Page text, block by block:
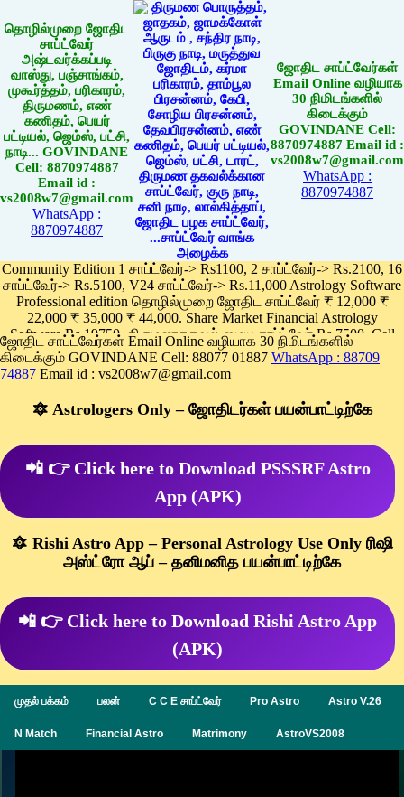
தொழில்முறை ஜோதிட
சாப்ட்வேர்
அஷ்டவர்க்கப்படி
வாஸ்து, பஞ்சாங்கம்,
முகூர்த்தம், பரிகாரம்,
திருமணம், எண்
கணிதம், பெயர்
பட்டியல், ஜெம்ஸ், பட்சி,
நாடி... GOVINDANE
Cell: 8870974887
Email id :
vs2008w7@gmail.com
WhatsApp :
8870974887
ஜோதிட சாப்ட்வேர்கள்
Email Online வழியாக
30 நிமிடங்களில்
கிடைக்கும்
GOVINDANE Cell:
8870974887 Email id :
vs2008w7@gmail.com
WhatsApp :
8870974887
Community Edition 1 சாப்ட்வேர்-> Rs1100, 2 சாப்ட்வேர்-> Rs.2100, 16
சாப்ட்வேர்-> Rs.5100, V24 சாப்ட்வேர்-> Rs.11,000 Astrology Software
Professional edition தொழில்முறை ஜோதிட சாப்ட்வேர் ₹ 12,000 ₹
22,000 ₹ 35,000 ₹ 44,000. Share Market Financial Astrology
Software Rs.19750, திருமணதகவல் மைய சாப்ட்வேர் Rs.7500, Cell
Phone App Rs. 1100
Pay online
ஜோதிட சாப்ட்வேர்கள் Email Online வழியாக 30 நிமிடங்களில்
கிடைக்கும் GOVINDANE Cell: 88077 01887 WhatsApp : 88709
74887 Email id : vs2008w7@gmail.com
🔯 Astrologers Only – ஜோதிடர்கள் பயன்பாட்டிற்கே
📲 👉 Click here to Download PSSSRF Astro
App (APK)
🔯 Rishi Astro App – Personal Astrology Use Only ரிஷி
அஸ்ட்ரோ ஆப் – தனிமனித பயன்பாட்டிற்கே
📲 👉 Click here to Download Rishi Astro App
(APK)
முதல் பக்கம் பலன் C C E சாப்ட்வேர் Pro Astro Astro V.26
N Match Financial Astro Matrimony AstroVS2008